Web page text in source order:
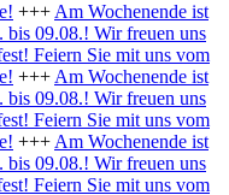
+++ Am Wochenende ist
bis 09.08.! Wir freuen uns
Feiern Sie mit uns vom
+++ Am Wochenende ist
bis 09.08.! Wir freuen uns
Feiern Sie mit uns vom
+++ Am Wochenende ist
bis 09.08.! Wir freuen uns
Feiern Sie mit uns vom